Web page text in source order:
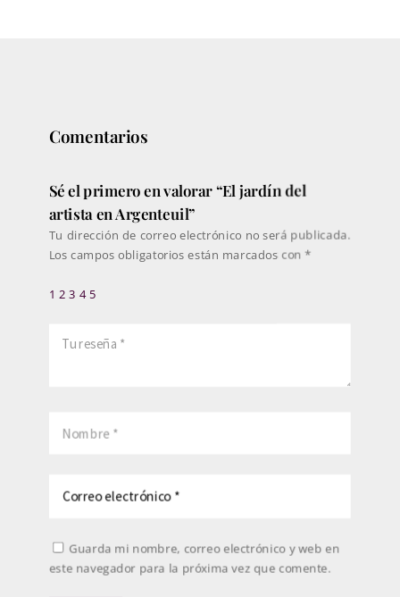
Comentarios
Sé el primero en valorar “El jardín del
artista en Argenteuil”
Tu dirección de correo electrónico no será publicada.
Los campos obligatorios están marcados con *
1 2 3 4 5
Guarda mi nombre, correo electrónico y web en
este navegador para la próxima vez que comente.